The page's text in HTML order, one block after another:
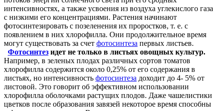
интенсивностях, а также усвоения из воздуха углекислого газа
с низкими его концентрациями. Растения начинают
фотосинтезировать с позеленения их проростков, т. е. с
появлением в них хлорофилла. Они продолжительное время
могут существовать за счет фотосинтеза первых листьев.
Фотосинтез идет не только в листьях овощных культур.
Например, в зеленых плодах различных сортов томатов
хлорофилла содержится около 0,25% от его содержания в
листьях, но интенсивность фотосинтеза доходит до 4- 5% от
листовой. Это говорит об эффективном использовании
хлорофилла оболочками растущих плодов. Даже чашелистики
цветков после образования завязей некоторое время способны